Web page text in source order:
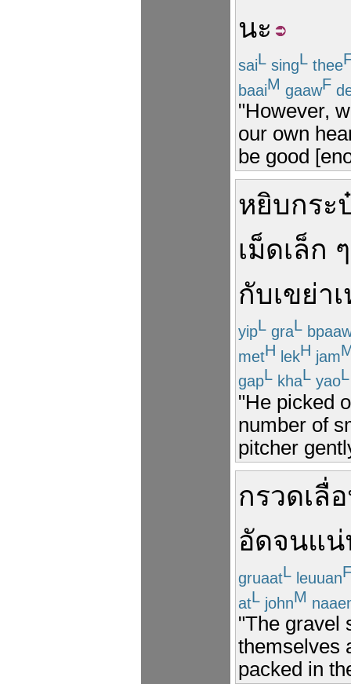
นะ
saiL singL thee
baaiM gaawF
"However,
our own
be good
หยิบกระ
เม็ดเล็ก
กับเขย่า
yipL graL
metH lekH jam
gapL khaL yaoL
"He picked
number of
pitcher
กรวดเลื่
อัดจนแ
gruaatL leuuanF
atL johnM
"The gravel
themselves
packed in